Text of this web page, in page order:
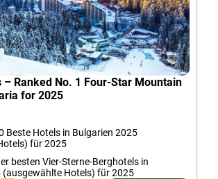
– Ranked No. 1 Four-Star Mountain
for 2025
Beste Hotels in Bulgarien 2025
für 2025
besten Vier-Sterne-Berghotels in
(ausgewählte Hotels) für 2025